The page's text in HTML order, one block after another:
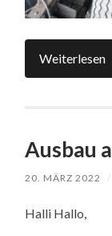
Weiterlesen
Ausbau
20. MÄRZ 2022 /
Halli Hallo,